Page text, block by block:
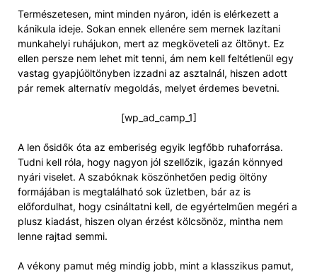
Természetesen, mint minden nyáron, idén is elérkezett a
kánikula ideje. Sokan ennek ellenére sem mernek lazítani
munkahelyi ruhájukon, mert az megköveteli az öltönyt. Ez
ellen persze nem lehet mit tenni, ám nem kell feltétlenül egy
vastag gyapjúöltönyben izzadni az asztalnál, hiszen adott
pár remek alternatív megoldás, melyet érdemes bevetni.
[wp_ad_camp_1]
A len ősidők óta az emberiség egyik legfőbb ruhaforrása.
Tudni kell róla, hogy nagyon jól szellőzik, igazán könnyed
nyári viselet. A szabóknak köszönhetően pedig öltöny
formájában is megtalálható sok üzletben, bár az is
előfordulhat, hogy csináltatni kell, de egyértelműen megéri a
plusz kiadást, hiszen olyan érzést kölcsönöz, mintha nem
lenne rajtad semmi.
A vékony pamut még mindig jobb, mint a klasszikus pamut,